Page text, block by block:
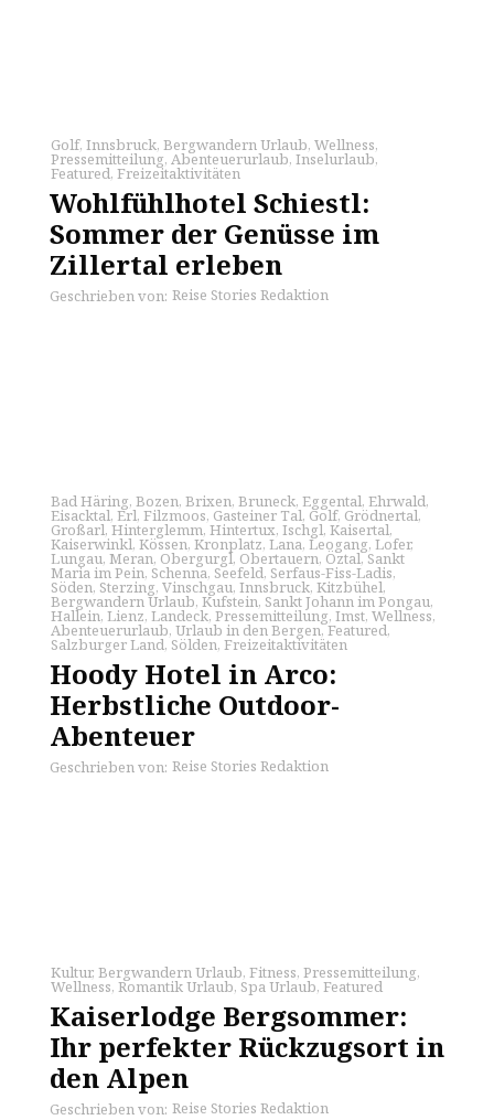
Golf, Innsbruck, Bergwandern Urlaub, Wellness,
Pressemitteilung, Abenteuerurlaub, Inselurlaub,
Featured, Freizeitaktivitäten
Wohlfühlhotel Schiestl:
Sommer der Genüsse im
Zillertal erleben
Geschrieben von: Reise Stories Redaktion
Bad Häring, Bozen, Brixen, Bruneck, Eggental, Ehrwald,
Eisacktal, Erl, Filzmoos, Gasteiner Tal, Golf, Grödnertal,
Großarl, Hinterglemm, Hintertux, Ischgl, Kaisertal,
Kaiserwinkl, Kössen, Kronplatz, Lana, Leogang, Lofer,
Lungau, Meran, Obergurgl, Obertauern, Öztal,Sankt
Maria im Pein, Schenna, Seefeld, Serfaus-Fiss-Ladis,
Söden, Sterzing, Vinschgau, Innsbruck, Kitzbühel,
Bergwandern Urlaub, Kufstein, Sankt Johann im Pongau,
Hallein, Lienz, Landeck, Pressemitteilung, Imst, Wellness,
Abenteuerurlaub, Urlaub in den Bergen,Featured,
Salzburger Land, Sölden, Freizeitaktivitäten
Hoody Hotel in Arco:
Herbstliche Outdoor-
Abenteuer
Geschrieben von: Reise Stories Redaktion
Kultur, Bergwandern Urlaub, Fitness, Pressemitteilung,
Wellness, Romantik Urlaub, Spa Urlaub, Featured
Kaiserlodge Bergsommer:
Ihr perfekter Rückzugsort in
den Alpen
Geschrieben von: Reise Stories Redaktion